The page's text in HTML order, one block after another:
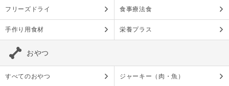
フリーズドライ 食事療法食
手作り用食材 栄養プラス
おやつ
すべてのおやつ ジャーキー（肉・魚）